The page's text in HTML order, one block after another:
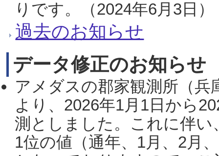
りです。（2024年6月3日）
過去のお知らせ
データ修正のお知らせ
アメダスの郡家観測所（
より、2026年1月1日から
測としました。これに伴い
1位の値（通年、1月、2月